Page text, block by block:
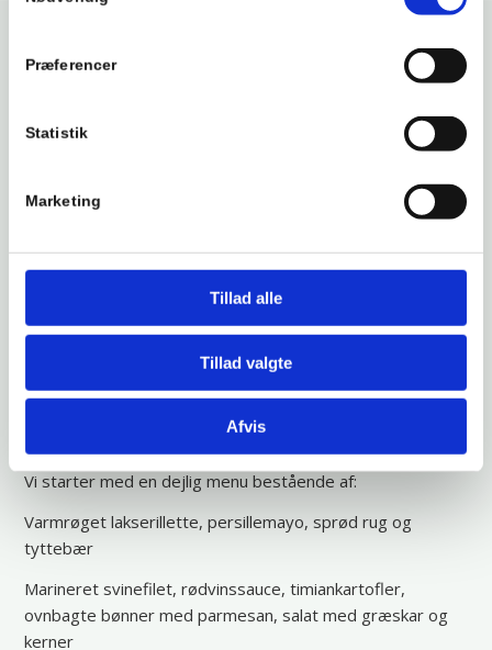
Præferencer
Statistik
Marketing
Tillad alle
Tillad valgte
Afvis
Fredag den 20. november 2026 kl.
Det er nu 2. gang drengene gæster os. Sidste gang var
dem igen.
Gyldne Løver, der fra sidst i 60’erne og frem hittede med
De har en forkærlighed for alkohol og utroskab, og de
hænger sig ikke i detaljerne, når de præsenterer deres
fortolkning af sange som: “Hjemmebrænderiet”, “Ved
haw’et – ved haw’et” og “Jeg er ikke som de andre”. Så vi
Vi starter med en dejlig menu bestående af:
Varmrøget lakserillette, persillemayo, sprød rug og
tyttebær
Marineret svinefilet, rødvinssauce, timiankartofler,
ovnbagte bønner med parmesan, salat med græskar og
kerner